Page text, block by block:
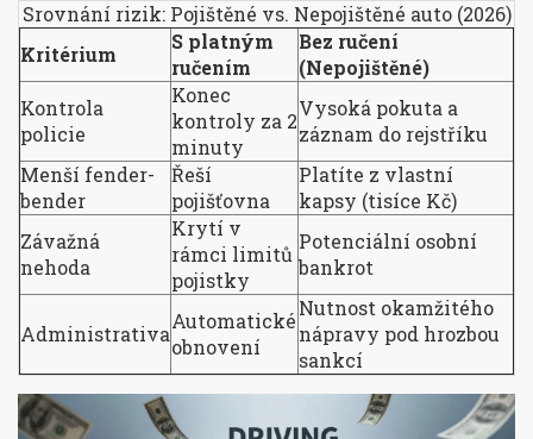
Srovnání rizik: Pojištěné vs. Nepojištěné auto (2026)
Kritérium
S platným
ručením
Bez ručení
(Nepojištěné)
Kontrola
policie
Konec
kontroly za 2
minuty
Vysoká pokuta a
záznam do rejstříku
Menší fender-
bender
Řeší
pojišťovna
Platíte z vlastní
kapsy (tisíce Kč)
Závažná
nehoda
Krytí v
rámci limitů
pojistky
Potenciální osobní
bankrot
Administrativa
Automatické
obnovení
Nutnost okamžitého
nápravy pod hrozbou
sankcí